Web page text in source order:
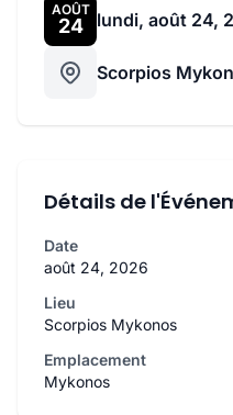
AOÛT
24 lundi, août 24,
Scorpios
Détails de
Date
août 24, 2026
Lieu
Scorpios Mykonos
Emplacement
Mykonos